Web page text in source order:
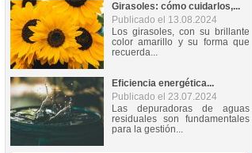
Girasoles: cómo cuidarlos,...
Publicado el 13.08.2024
Los girasoles, con su brillante
color amarillo y su forma que
recuerda...
Eficiencia energética...
Publicado el 23.07.2024
Las depuradoras de aguas
residuales son fundamentales
para la gestión...